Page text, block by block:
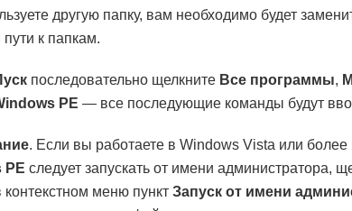
другую папку, вам необходимо будет
пути к папкам.
последовательно щелкните Все программы,
PE — все последующие команды будут
. Если вы работаете в Windows Vista или более
PE следует запускать от имени администратора,
меню пункт Запуск от имени